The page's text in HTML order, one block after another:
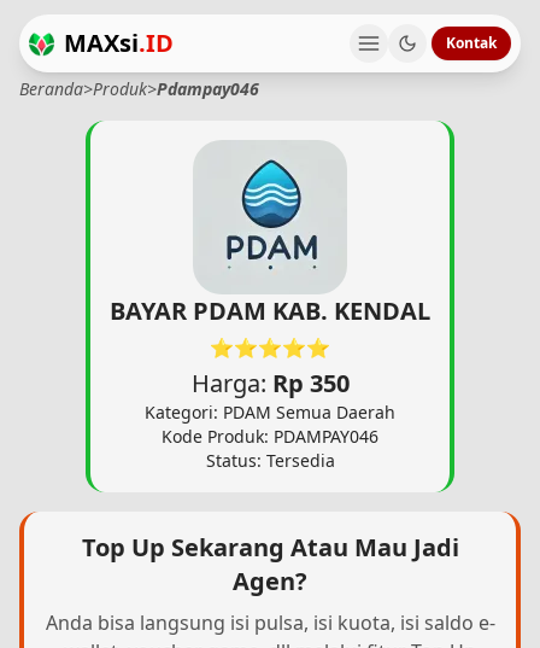
MAXsi.ID Kontak
Beranda>Produk>Pdampay046
BAYAR PDAM KAB. KENDAL
⭐⭐⭐⭐⭐
Harga: Rp 350
Kategori: PDAM Semua Daerah
Kode Produk: PDAMPAY046
Status: Tersedia
Top Up Sekarang Atau Mau Jadi
Agen?
Anda bisa langsung isi pulsa, isi kuota, isi saldo e-